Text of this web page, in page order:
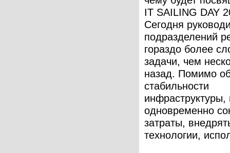
IT SAILING DAY
Сегодня
подразделений
гораздо более
задачи, чем
назад. Помимо
стабильности
одновременно
затраты,
технологии,